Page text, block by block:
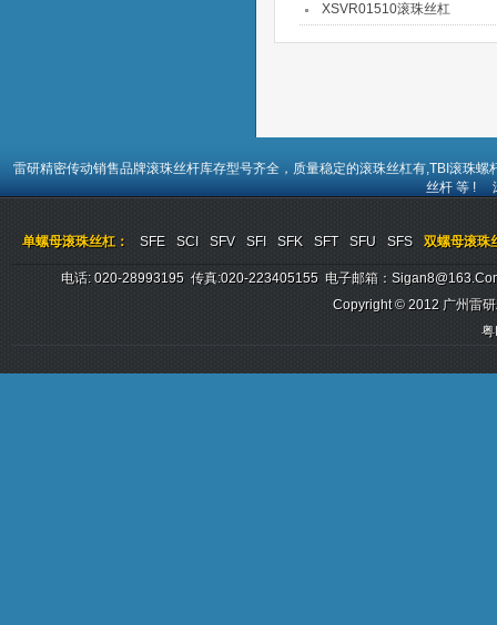
XSVR01510滚珠丝杠
雷研精密传动销售品牌滚珠丝杆库存型号齐全，质量稳定的滚珠丝杠有,TBI 滚珠螺
丝杆 等 !
单螺母滚珠丝杠： SFE SCI SFV SFI SFK SFT SFU SFS 双螺母滚珠
电话: 020-28993195 传真:020-223405155 电子邮箱：
Copyright © 2012 广州雷